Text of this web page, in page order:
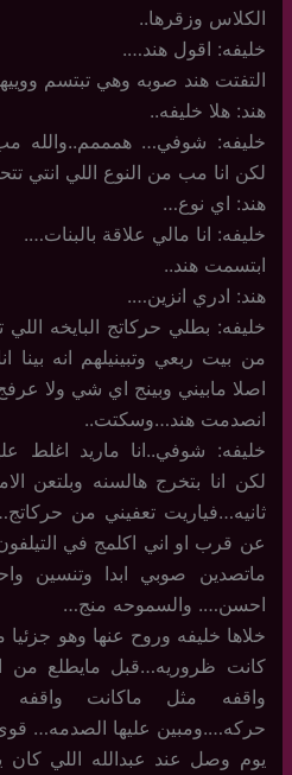
الكلاس وزقرها..
خليفه: اقول هند….
التفتت هند صوبه وهي تبتسم
هند: هلا خليفه..
خليفه: شوفي… همممم..والله
لكن انا مب من النوع اللي انتي
هند: اي نوع…
خليفه: انا مالي علاقة بالبنات….
ابتسمت هند..
هند: ادري انزين….
خليفه: بطلي حركاتج البايخه
من بيت ربعي وتبينيلهم انه
اصلا مابيني وبينج اي شي ولا
انصدمت هند…وسكتت..
خليفه: شوفي..انا ماريد اغلط
لكن انا بتخرج هالسنه وبلتعن
ثانيه…فياريت تعفيني من
عن قرب او اني اكلمج في
ماتصدين صوبي ابدا وتنسين
احسن…. والسموحه منج…
خلاها خليفه وروح عنها وهو
كانت ظروريه…قبل مايطلع من
واقفه مثل ماكانت
حركه….ومبين عليها الصدمه…
يوم وصل عند عبدالله اللي